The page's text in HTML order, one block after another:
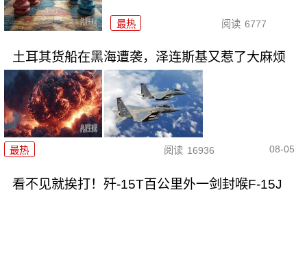
最热 阅读 6777
土耳其货船在黑海遭袭，泽连斯基又惹了大麻烦
最热 阅读 16936 08-05
看不见就挨打！歼-15T百公里外一剑封喉F-15J